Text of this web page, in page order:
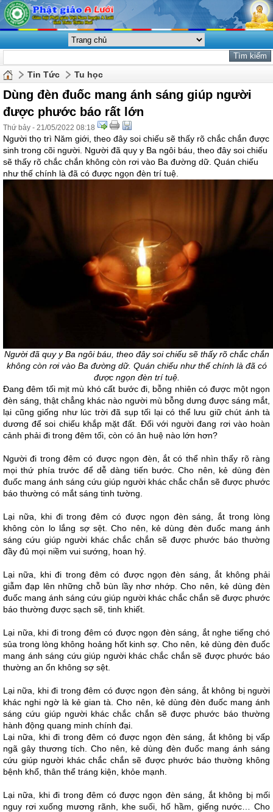
Tin Tức Tu học
Dùng đèn đuốc mang ánh sáng giúp người
được phước báo rất lớn
Thứ bảy - 21/05/2022 08:18
Người thọ trì Năm giới, theo đây soi chiếu sẽ thấy rõ chắc chắn được
sinh trong cõi người. Người đã quy y Ba ngôi báu, theo đây soi chiếu
sẽ thấy rõ chắc chắn không còn rơi vào Ba đường dữ. Quán chiếu
như thế chính là đã có được ngọn đèn trí tuệ.
Người đã quy y Ba ngôi báu, theo đây soi chiếu sẽ thấy rõ chắc chắn
không còn rơi vào Ba đường dữ. Quán chiếu như thế chính là đã có
được ngọn đèn trí tuệ.
Đang đêm tối mịt mù khó cất bước đi, bỗng nhiên có được một ngọn
đèn sáng, thật chẳng khác nào người mù bỗng dưng được sáng mắt,
lại cũng giống như lúc trời đã sụp tối lại có thể lưu giữ chút ánh tà
dương để soi chiếu khắp mặt đất. Đối với người đang rơi vào hoàn
cảnh phải đi trong đêm tối, còn có ân huệ nào lớn hơn?
Người đi trong đêm có được ngọn đèn, ắt có thể nhìn thấy rõ ràng
mọi thứ phía trước để dễ dàng tiến bước. Cho nên, kẻ dùng đèn
đuốc mang ánh sáng cứu giúp người khác chắc chắn sẽ được phước
báo thường có mắt sáng tinh tường.
Lại nữa, khi đi trong đêm có được ngọn đèn sáng, ắt trong lòng
không còn lo lắng sợ sệt. Cho nên, kẻ dùng đèn đuốc mang ánh
sáng cứu giúp người khác chắc chắn sẽ được phước báo thường
đầy đủ mọi niềm vui sướng, hoan hỷ.
Lại nữa, khi đi trong đêm có được ngọn đèn sáng, ắt không phải
giẫm đạp lên những chỗ bùn lầy nhơ nhớp. Cho nên, kẻ dùng đèn
đuốc mang ánh sáng cứu giúp người khác chắc chắn sẽ được phước
báo thường được sạch sẽ, tinh khiết.
Lại nữa, khi đi trong đêm có được ngọn đèn sáng, ắt nghe tiếng chó
sủa trong lòng không hoảng hốt kinh sợ. Cho nên, kẻ dùng đèn đuốc
mang ánh sáng cứu giúp người khác chắc chắn sẽ được phước báo
thường an ổn không sợ sệt.
Lại nữa, khi đi trong đêm có được ngọn đèn sáng, ắt không bị người
khác nghi ngờ là kẻ gian tà. Cho nên, kẻ dùng đèn đuốc mang ánh
sáng cứu giúp người khác chắc chắn sẽ được phước báo thường
hành động quang minh chính đại.
Lại nữa, khi đi trong đêm có được ngọn đèn sáng, ắt không bị vấp
ngã gây thương tích. Cho nên, kẻ dùng đèn đuốc mang ánh sáng
cứu giúp người khác chắc chắn sẽ được phước báo thường không
bệnh khổ, thân thể tráng kiện, khỏe mạnh.
Lại nữa, khi đi trong đêm có được ngọn đèn sáng, ắt không bị mối
nguy rơi xuống mương rãnh, khe suối, hố hầm, giếng nước… Cho